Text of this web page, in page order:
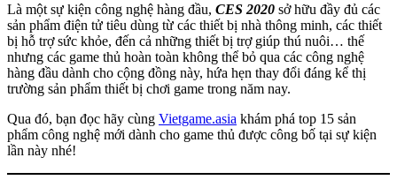
Là một sự kiện công nghệ hàng đầu, CES 2020 sở hữu đầy đủ các
sản phẩm điện tử tiêu dùng từ các thiết bị nhà thông minh, các thiết
bị hỗ trợ sức khỏe, đến cả những thiết bị trợ giúp thú nuôi… thế
nhưng các game thủ hoàn toàn không thể bỏ qua các công nghệ
hàng đầu dành cho cộng đồng này, hứa hẹn thay đổi đáng kể thị
trường sản phẩm thiết bị chơi game trong năm nay.
Qua đó, bạn đọc hãy cùng Vietgame.asia khám phá top 15 sản
phẩm công nghệ mới dành cho game thủ được công bố tại sự kiện
lần này nhé!